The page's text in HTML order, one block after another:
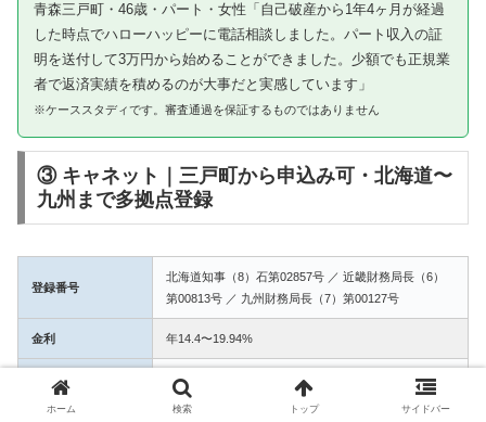
青森三戸町・46歳・パート・女性「自己破産から1年4ヶ月が経過
した時点でハローハッピーに電話相談しました。パート収入の証
明を送付して3万円から始めることができました。少額でも正規業
者で返済実績を積めるのが大事だと実感しています」
※ケーススタディです。審査通過を保証するものではありません
③ キャネット｜三戸町から申込み可・北海道〜
九州まで多拠点登録
登録番号
北海道知事（8）石第02857号 ／ 近畿財務局長（6）
第00813号 ／ 九州財務局長（7）第00127号
金利 年14.4〜19.94%
融資額 1万〜50万円
ホーム 検索 トップ サイドバー